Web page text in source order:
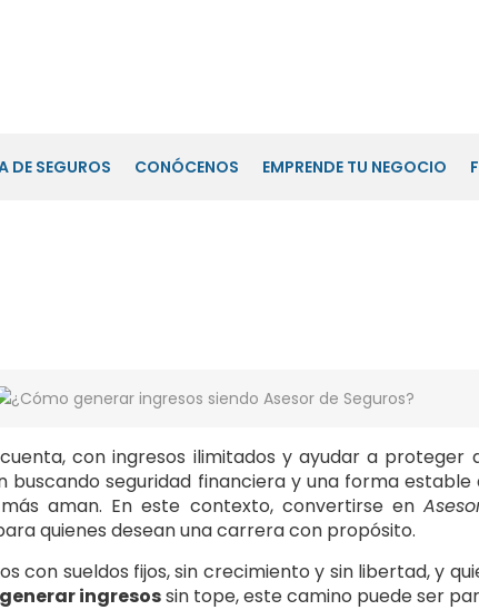
DE SEGUROS CONÓCENOS EMPRENDE TU NEGOCIO
con ingresos ilimitados y ayudar a proteger
buscando seguridad financiera y una forma estable
aman. En este contexto, convertirse en
quienes desean una carrera con propósito.
con sueldos fijos, sin crecimiento y sin libertad, y
generar ingresossin tope, este camino puede ser